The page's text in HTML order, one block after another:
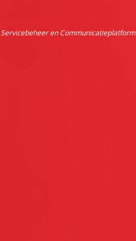
Servicebeheer en Communicatieplatform